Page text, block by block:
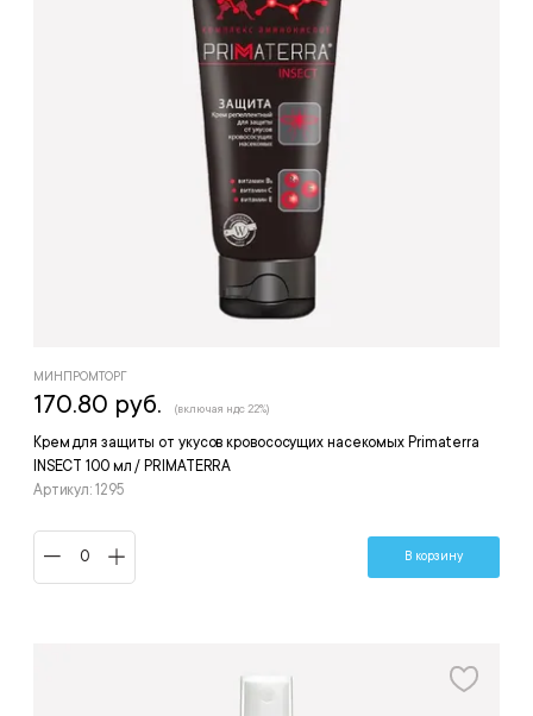
Крем для защиты от укусов кровососущих насекомых Primaterra
INSECT 100 мл / PRIMATERRA
Артикул: 1295
МИНПРОМТОРГ
170.80 руб. (включая ндс 22%)
В корзину